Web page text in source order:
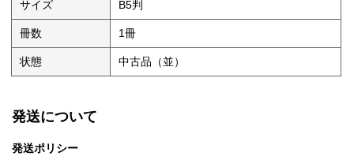
サイズ B5判
冊数 1冊
状態 中古品（並）
発送について
発送ポリシー